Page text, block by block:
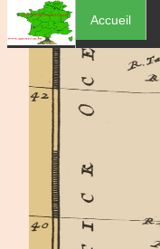
Accueil